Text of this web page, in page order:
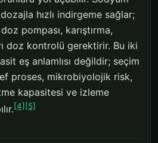
hızlı indirgeme sağlar;
pompası, karıştırma,
doz kontrolü gerektirir. Bu iki
eş anlamlısı değildir; seçim
proses, mikrobiyolojik risk,
kapasitesi ve izleme
[4] [5]